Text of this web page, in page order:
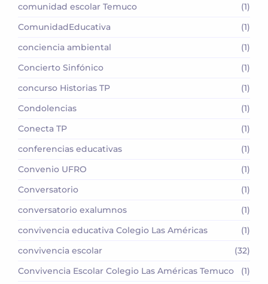
comunidad escolar Temuco
(1)
ComunidadEducativa
(1)
conciencia ambiental
(1)
Concierto Sinfónico
(1)
concurso Historias TP
(1)
Condolencias
(1)
Conecta TP
(1)
conferencias educativas
(1)
Convenio UFRO
(1)
Conversatorio
(1)
conversatorio exalumnos
(1)
convivencia educativa Colegio Las Américas
(1)
convivencia escolar
(32)
Convivencia Escolar Colegio Las Américas Temuco
(1)